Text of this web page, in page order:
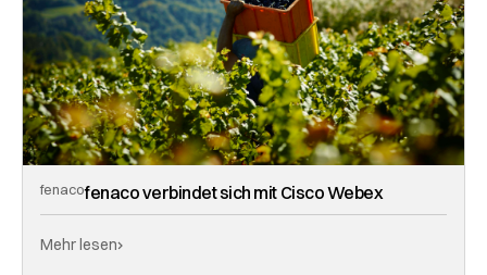
fenacofenaco verbindet sich mit Cisco Webex
Mehr lesen